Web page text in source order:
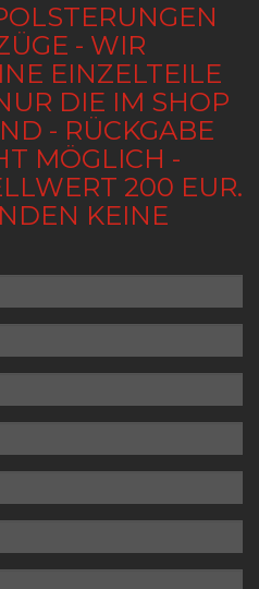
- WIR
EINZELTEILE
DIE IM SHOP
- RÜCKGABE
MÖGLICH -
200 EUR.
KEINE